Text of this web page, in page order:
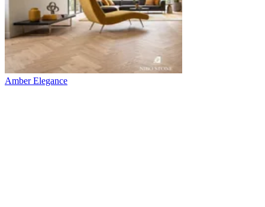
Amber Elegance